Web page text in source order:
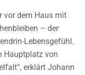
vor dem Haus mit
– der
Lebensgefühl.
Hauptplatz von
erklärt Johann